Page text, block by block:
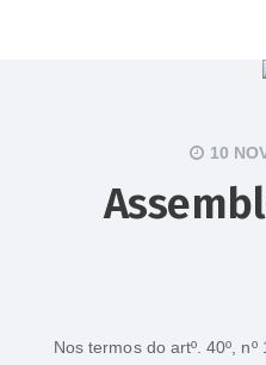
10
Nos termos do artº. 40º,